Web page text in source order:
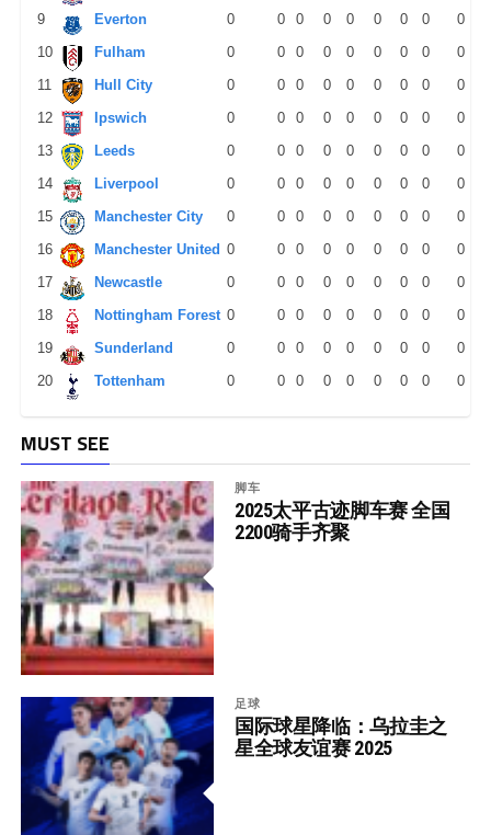
9 Everton 0 0 0 0 0 0 0 0
0
10
Fulham 0 0 0 0 0 0 0 0
0
11
Hull City 0 0 0 0 0 0 0 0
0
12
Ipswich 0 0 0 0 0 0 0 0
0
13
Leeds 0 0 0 0 0 0 0 0
0
14
Liverpool 0 0 0 0 0 0 0 0
0
15
Manchester City 0 0 0 0 0 0 0 0
0
16
Manchester United 0 0 0 0 0 0 0 0
0
17
Newcastle 0 0 0 0 0 0 0 0
0
18
Nottingham Forest 0 0 0 0 0 0 0 0
0
19
Sunderland 0 0 0 0 0 0 0 0
0
20
Tottenham 0 0 0 0 0 0 0 0 0
MUST SEE
脚车
2025太平古迹脚车赛 全国
2200骑手齐聚
足球
国际球星降临：乌拉圭之
星全球友谊赛 2025